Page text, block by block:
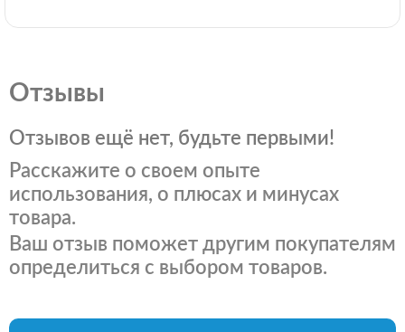
Отзывы
Отзывов ещё нет, будьте первыми!
Расскажите о своем опыте
использования, о плюсах и минусах
товара.
Ваш отзыв поможет другим покупателям
определиться с выбором товаров.